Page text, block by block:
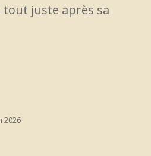
tout juste après sa
2026